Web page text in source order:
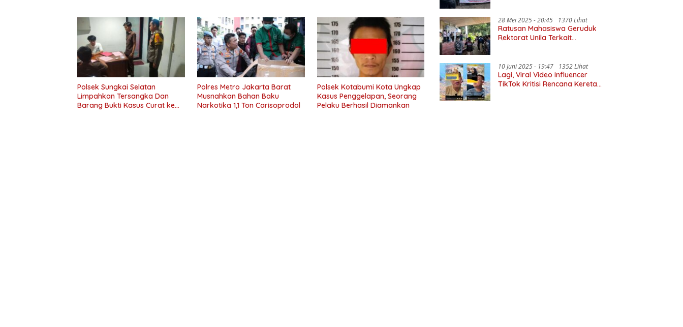
Polsek Sungkai Selatan
Limpahkan Tersangka Dan
Barang Bukti Kasus Curat ke
Polres Metro Jakarta Barat
Musnahkan Bahan Baku
Narkotika 1,1 Ton Carisoprodol
Polsek Kotabumi Kota Ungkap
Kasus Penggelapan, Seorang
Pelaku Berhasil Diamankan
28 Mei 2025 - 20:45 1370 Lihat
Ratusan Mahasiswa Geruduk
Rektorat Unila Terkait
10 Juni 2025 - 19:47 1352 Lihat
Lagi, Viral Video Influencer
TikTok Kritisi Rencana Kereta